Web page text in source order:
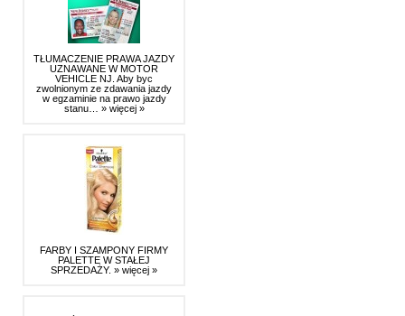
TŁUMACZENIE PRAWA JAZDY
UZNAWANE W MOTOR
VEHICLE NJ. Aby byc
zwolnionym ze zdawania jazdy
w egzaminie na prawo jazdy
stanu… » więcej »
FARBY I SZAMPONY FIRMY
PALETTE W STAŁEJ
SPRZEDAŻY. » więcej »